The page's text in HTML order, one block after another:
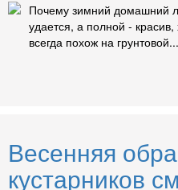
Почему зимний домашний
удается, а полной -
всегда похож на
Весенняя
кустарников